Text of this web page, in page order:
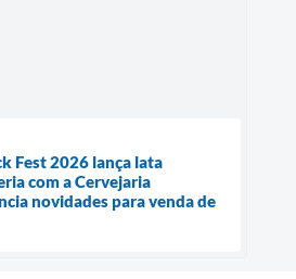
Fest 2026 lança lata
com a Cervejaria
novidades para venda de